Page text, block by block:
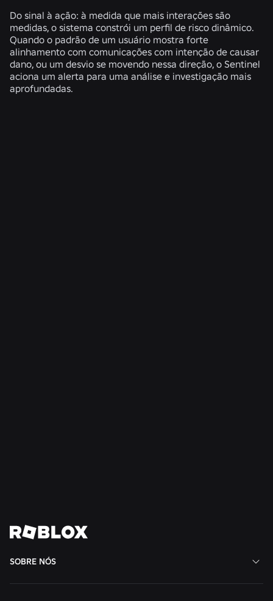
Do sinal à ação: à medida que mais interações são
medidas, o sistema constrói um perfil de risco dinâmico.
Quando o padrão de um usuário mostra forte
alinhamento com comunicações com intenção de causar
dano, ou um desvio se movendo nessa direção, o Sentinel
aciona um alerta para uma análise e investigação mais
aprofundadas.
SOBRE NÓS